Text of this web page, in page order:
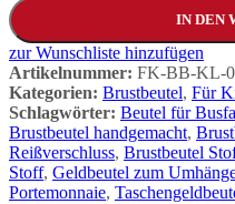
IN DEN
zur Wunschliste hinzufügen
Artikelnummer: FK-BB-KL-
Kategorien: Brustbeutel, Für
Schlagwörter: Beutel für
Brustbeutel handgemacht,
Reißverschluss, Brustbeutel
Stoff, Geldbeutel zum
Portemonnaie,